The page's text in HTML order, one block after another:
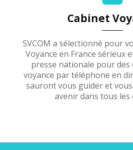
Cabinet
SVCOM a sélectionné pour
Voyance en France sérieux
presse nationale pour
voyance par téléphone en
sauront vous guider et
avenir dans tous les